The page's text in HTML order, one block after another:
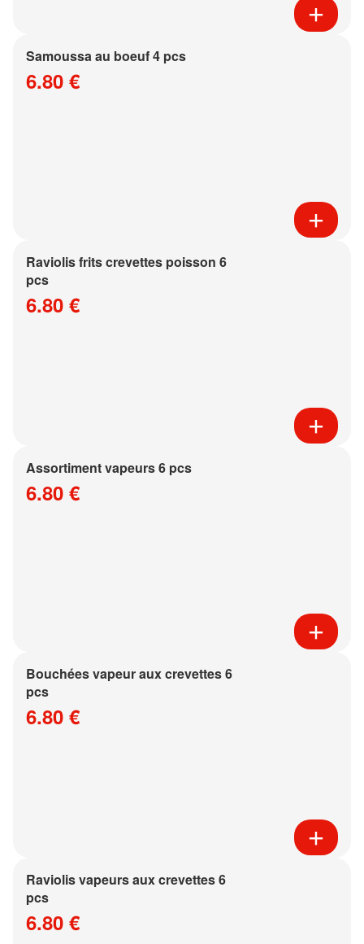
Samoussa au boeuf 4 pcs
6.80 €
Raviolis frits crevettes poisson 6
pcs
6.80 €
Assortiment vapeurs 6 pcs
6.80 €
Bouchées vapeur aux crevettes 6
pcs
6.80 €
Raviolis vapeurs aux crevettes 6
pcs
6.80 €